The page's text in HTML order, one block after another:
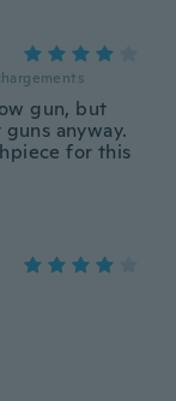
gun, but
anyway.
for this